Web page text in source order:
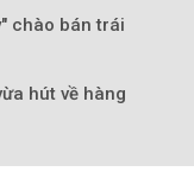
chào bán trái
hút về hàng